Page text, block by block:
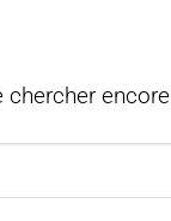
chercher encore